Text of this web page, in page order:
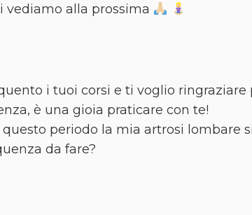
vediamo alla prossima
i tuoi corsi e ti voglio ringraziare
è una gioia praticare con te!
periodo la mia artrosi lombare
da fare?